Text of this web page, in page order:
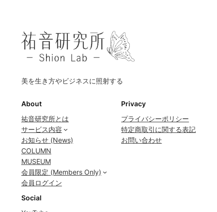
美を生き方やビジネスに照射する
About
祐音研究所とは
サービス内容
お知らせ (News)
COLUMN
MUSEUM
会員限定 (Members Only)
会員ログイン
Privacy
プライバシーポリシー
特定商取引に関する表記
お問い合わせ
Social